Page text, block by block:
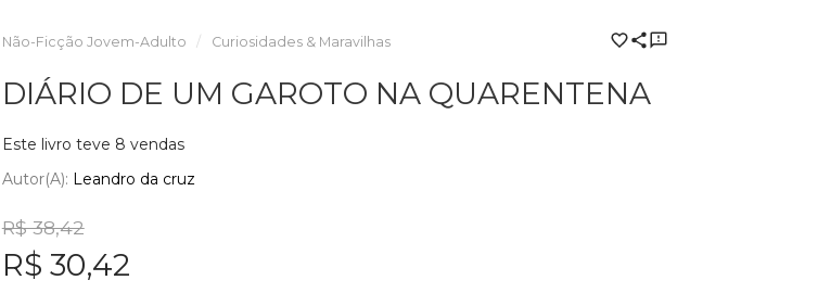
Não-Ficção Jovem-Adulto Curiosidades & Maravilhas
DIÁRIO DE UM GAROTO NA QUARENTENA
Este livro teve 8 vendas
Autor(a): Leandro da cruz
R$ 38,42
R$ 30,42